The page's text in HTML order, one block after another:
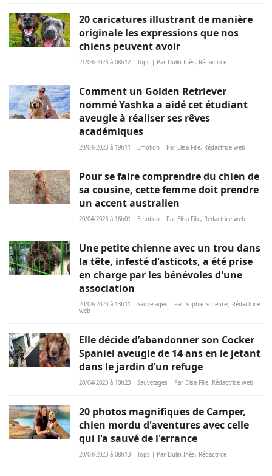
20 caricatures illustrant de manière
originale les expressions que nos
chiens peuvent avoir
21/04/2023 à 08h12 | Tops | Par Dulin Inès, Rédactrice
Comment un Golden Retriever
nommé Yashka a aidé cet étudiant
aveugle à réaliser ses rêves
académiques
20/04/2023 à 19h11 | Emotion | Par Elisa Fille, Rédactrice web
Pour se faire comprendre du chien de
sa cousine, cette femme doit prendre
un accent australien
20/04/2023 à 16h01 | Emotion | Par Elisa Fille, Rédactrice web
Une petite chienne avec un trou dans
la tête, infesté d'asticots, a été prise
en charge par les bénévoles d'une
association
20/04/2023 à 13h11 | Sauvetages | Par Sophie Scheurer, Rédactrice
web
Elle décide d’abandonner son Cocker
Spaniel aveugle de 14 ans en le jetant
dans le jardin d’un refuge
20/04/2023 à 10h23 | Sauvetages | Par Elisa Fille, Rédactrice web
20 photos magnifiques de Camper,
chien mordu d'aventures avec celle
qui l'a sauvé de l'errance
20/04/2023 à 08h13 | Tops | Par Dulin Inès, Rédactrice